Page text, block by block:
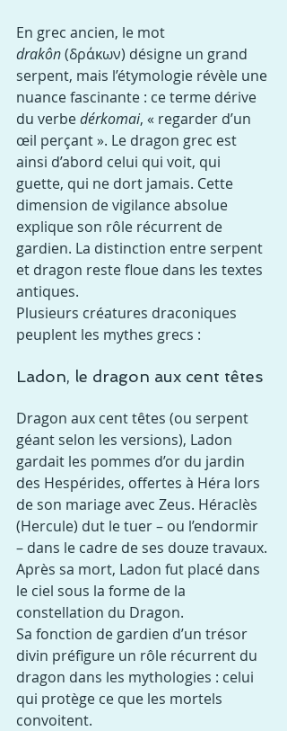
En grec ancien, le mot
drakôn (δράκων) désigne un grand
serpent, mais l’étymologie révèle une
nuance fascinante : ce terme dérive
du verbe dérkomai, « regarder d’un
œil perçant ». Le dragon grec est
ainsi d’abord celui qui voit, qui
guette, qui ne dort jamais. Cette
dimension de vigilance absolue
explique son rôle récurrent de
gardien. La distinction entre serpent
et dragon reste floue dans les textes
antiques.
Plusieurs créatures draconiques
peuplent les mythes grecs :
Ladon, le dragon aux cent têtes
Dragon aux cent têtes (ou serpent
géant selon les versions), Ladon
gardait les pommes d’or du jardin
des Hespérides, offertes à Héra lors
de son mariage avec Zeus. Héraclès
(Hercule) dut le tuer – ou l’endormir
– dans le cadre de ses douze travaux.
Après sa mort, Ladon fut placé dans
le ciel sous la forme de la
constellation du Dragon.
Sa fonction de gardien d’un trésor
divin préfigure un rôle récurrent du
dragon dans les mythologies : celui
qui protège ce que les mortels
convoitent.